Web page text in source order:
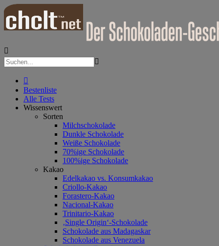



Bestenliste
Alle Tests
Wissenswert
Sorten
Milchschokolade
Dunkle Schokolade
Weiße Schokolade
70%ige Schokolade
100%ige Schokolade
Kakao
Edelkakao vs. Konsumkakao
Criollo-Kakao
Forastero-Kakao
Nacional-Kakao
Trinitario-Kakao
‚Single Origin‘-Schokolade
Schokolade aus Madagaskar
Schokolade aus Venezuela